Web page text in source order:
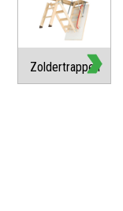
Zoldertrappen